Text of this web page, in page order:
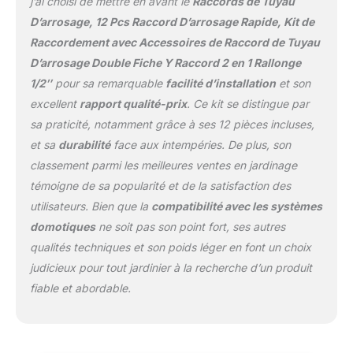
peut être fermement
connecté et résolu par
un train simple,
économisant ainsi du
temps et de l'énergie, et
très pratique. Connexion
quelques secondes.
Divisez l'eau en deux
directions différentes.
【Application étendue】
et les connexions de TAP
sont compatibles avec
les systèmes d'irrigation
et les jardins les plus
D’arrosage, 12 Pcs Raccord D’arrosage Rapide, Kit de
Raccordement avec Accessoires de Raccord de Tuyau
D’arrosage Double Fiche Y Raccord 2 en 1 Rallonge
1/2″pour sa remarquable facilité d’installationet son
excellent rapport qualité-prix. Ce kit se distingue par
sa praticité, notamment grâce à ses 12 pièces incluses,
et sa durabilitéface aux intempéries. De plus, son
classement parmi les meilleures ventes en jardinage
témoigne de sa popularité et de la satisfaction des
utilisateurs. Bien que la compatibilité avec les systèmes
domotiquesne soit pas son point fort, ses autres
qualités techniques et son poids léger en font un choix
judicieux pour tout jardinier à la recherche d’un produit
fiable et abordable.